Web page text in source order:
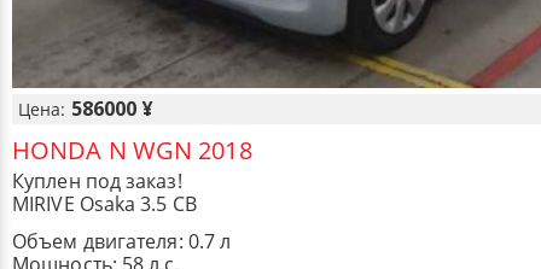
Цена: 586000 ¥
HONDA N WGN 2018
Куплен под заказ!
MIRIVE Osaka 3.5 CB
Объем двигателя: 0.7 л